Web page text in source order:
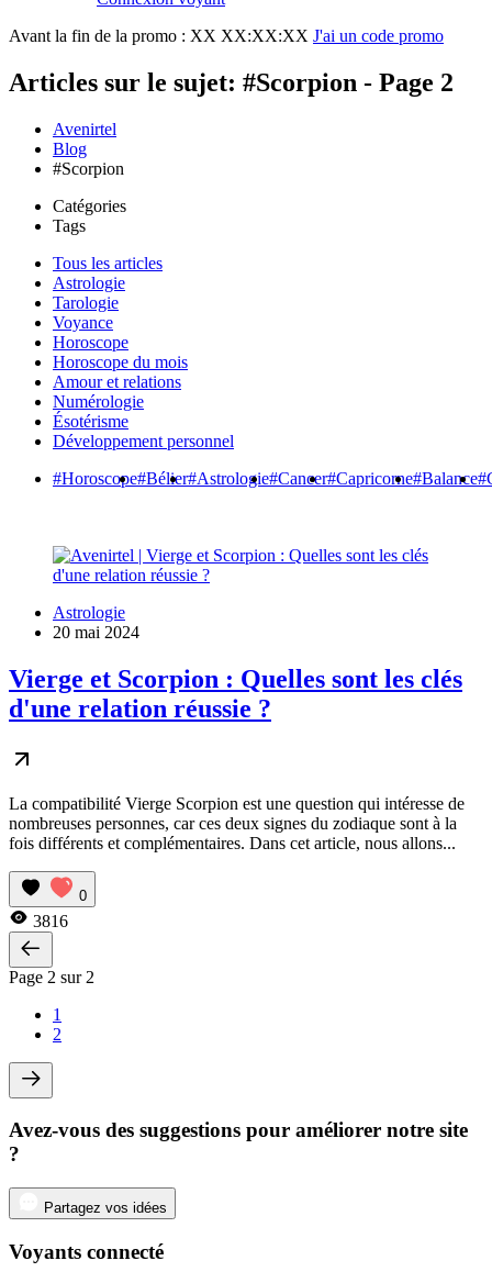
Avant la fin de la promo : XX XX:XX:XX J'ai un code promo
Articles sur le sujet: #Scorpion - Page 2
Avenirtel
Blog
#Scorpion
Catégories
Tags
Tous les articles
Astrologie
Tarologie
Voyance
Horoscope
Horoscope du mois
Amour et relations
Numérologie
Ésotérisme
Développement personnel
#Horoscope#Bélier#Astrologie#Cancer#Capricorne#Balance
Astrologie
20 mai 2024
Vierge et Scorpion : Quelles sont les clés
d'une relation réussie ?
La compatibilité Vierge Scorpion est une question qui intéresse de
nombreuses personnes, car ces deux signes du zodiaque sont à la
fois différents et complémentaires. Dans cet article, nous allons...
0
3816
Page 2 sur 2
1
2
Avez-vous des suggestions pour améliorer notre site
?
Partagez vos idées
Voyants connecté